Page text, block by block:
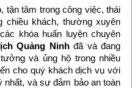
tận tâm trong công việc, thái
chiều khách, thường xuyên
khóa huấn luyện chuyên
Quảng Ninhđã và đang
và ủng hộ trong nhiều
cho quý khách dịch vụ với
và sự đảm bảo an toàn